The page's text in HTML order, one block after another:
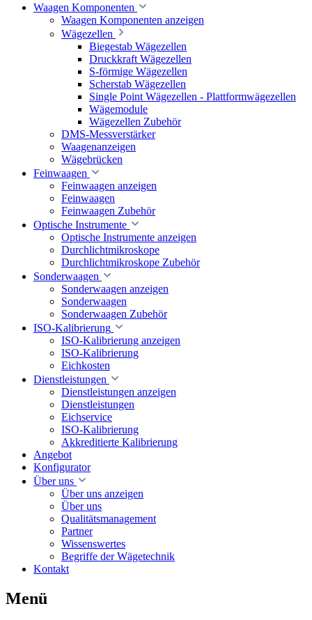
Waagen Komponenten
Waagen Komponenten anzeigen
Wägezellen
Biegestab Wägezellen
Druckkraft Wägezellen
S-förmige Wägezellen
Scherstab Wägezellen
Single Point Wägezellen - Plattformwägezellen
Wägemodule
Wägezellen Zubehör
DMS-Messverstärker
Waagenanzeigen
Wägebrücken
Feinwaagen
Feinwaagen anzeigen
Feinwaagen
Feinwaagen Zubehör
Optische Instrumente
Optische Instrumente anzeigen
Durchlichtmikroskope
Durchlichtmikroskope Zubehör
Sonderwaagen
Sonderwaagen anzeigen
Sonderwaagen
Sonderwaagen Zubehör
ISO-Kalibrierung
ISO-Kalibrierung anzeigen
ISO-Kalibrierung
Eichkosten
Dienstleistungen
Dienstleistungen anzeigen
Dienstleistungen
Eichservice
ISO-Kalibrierung
Akkreditierte Kalibrierung
Angebot
Konfigurator
Über uns
Über uns anzeigen
Über uns
Qualitätsmanagement
Partner
Wissenswertes
Begriffe der Wägetechnik
Kontakt
Menü